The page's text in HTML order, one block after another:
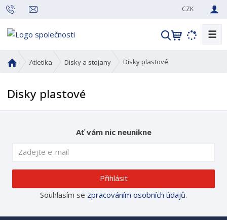
CZK
V
a
☰
v
d
r
a
n
Atletika Disky a stojany Disky plastové
Disky plastové
Ať vám nic neunikne
Přihlásit
Souhlasím se zpracováním osobních údajů.